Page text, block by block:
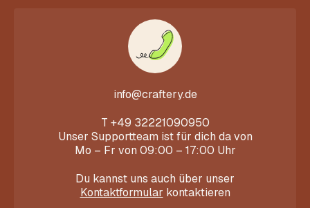
info@craftery.de
T +49 32221090950
Unser Supportteam ist für dich da von
Mo – Fr von 09:00 – 17:00 Uhr
Du kannst uns auch über unser
Kontaktformular kontaktieren